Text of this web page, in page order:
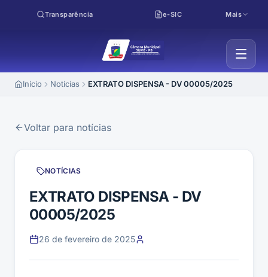
Transparência e-SIC Mais
Início Notícias EXTRATO DISPENSA - DV 00005/2025
Voltar para notícias
NOTÍCIAS
EXTRATO DISPENSA - DV
00005/2025
26 de fevereiro de 2025